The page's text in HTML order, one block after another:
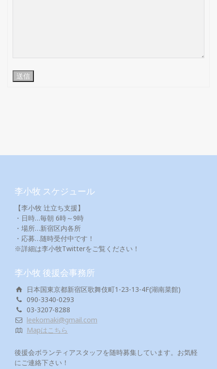
送信
李小牧 スケジュール
【李小牧 辻立ち支援】
・日時…毎朝 6時～9時
・場所…新宿区内各所
・応募…随時受付中です！
※詳細は李小牧Twitterをご覧ください！
李小牧 後援会事務所
日本国東京都新宿区歌舞伎町1-23-13-4F(湖南菜館)
090-3340-0293
03-3207-8288
leekomaki@gmail.com
Mapはこちら
後援会ボランティアスタッフを随時募集しています。お気軽
にご連絡下さい！